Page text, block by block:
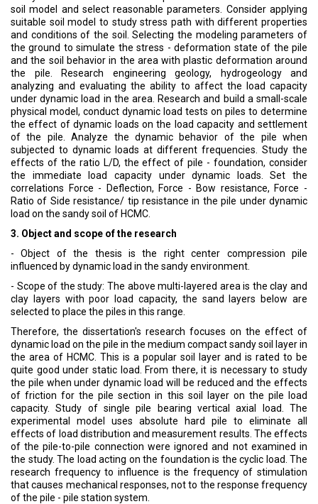
soil model and select reasonable parameters. Consider applying
suitable soil model to study stress path with different properties
and conditions of the soil. Selecting the modeling parameters of
the ground to simulate the stress - deformation state of the pile
and the soil behavior in the area with plastic deformation around
the pile. Research engineering geology, hydrogeology and
analyzing and evaluating the ability to affect the load capacity
under dynamic load in the area. Research and build a small-scale
physical model, conduct dynamic load tests on piles to determine
the effect of dynamic loads on the load capacity and settlement
of the pile. Analyze the dynamic behavior of the pile when
subjected to dynamic loads at different frequencies. Study the
effects of the ratio L/D, the effect of pile - foundation, consider
the immediate load capacity under dynamic loads. Set the
correlations Force - Deflection, Force - Bow resistance, Force -
Ratio of Side resistance/ tip resistance in the pile under dynamic
load on the sandy soil of HCMC.
3. Object and scope of the research
- Object of the thesis is the right center compression pile
influenced by dynamic load in the sandy environment.
- Scope of the study: The above multi-layered area is the clay and
clay layers with poor load capacity, the sand layers below are
selected to place the piles in this range.
Therefore, the dissertation's research focuses on the effect of
dynamic load on the pile in the medium compact sandy soil layer in
the area of HCMC. This is a popular soil layer and is rated to be
quite good under static load. From there, it is necessary to study
the pile when under dynamic load will be reduced and the effects
of friction for the pile section in this soil layer on the pile load
capacity. Study of single pile bearing vertical axial load. The
experimental model uses absolute hard pile to eliminate all
effects of load distribution and measurement results. The effects
of the pile-to-pile connection were ignored and not examined in
the study. The load acting on the foundation is the cyclic load. The
research frequency to influence is the frequency of stimulation
that causes mechanical responses, not to the response frequency
of the pile - pile station system.